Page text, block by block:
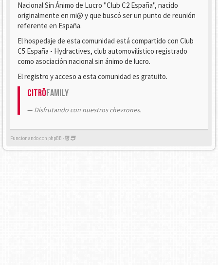
Nacional Sin Ánimo de Lucro "Club C2 España", nacido
originalmente en mi@ y que buscó ser un punto de reunión
referente en España.
El hospedaje de esta comunidad está compartido con Club
C5 España - Hydractives, club automovilístico registrado
como asociación nacional sin ánimo de lucro.
El registro y acceso a esta comunidad es gratuito.
CitröFamily
Disfrutando con nuestros chevrones.
Funcionando con phpBB -